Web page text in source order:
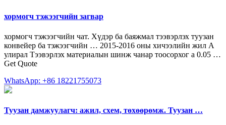
хормогч тэжээгчийн загвар
хормогч тэжээгчийн чат. Хүдэр ба баяжмал тээвэрлэх туузан
конвейер ба тэжээгчийн … 2015-2016 оны хичээлийн жил А
улирал Тээвэрлэх материалын шинж чанар тоосорхог a 0.05 …
Get Quote
WhatsApp: +86 18221755073
Туузан дамжуулагч: ажил, схем, төхөөрөмж. Туузан …